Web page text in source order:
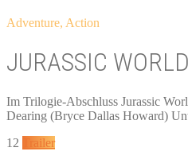
Adventure, Action
JURASSIC
Im Trilogie-Abschluss Jurassic
Dearing (Bryce Dallas Howard)
12
Trailer